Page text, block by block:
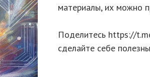
материалы, их можно
Поделитесь https://
сделайте себе